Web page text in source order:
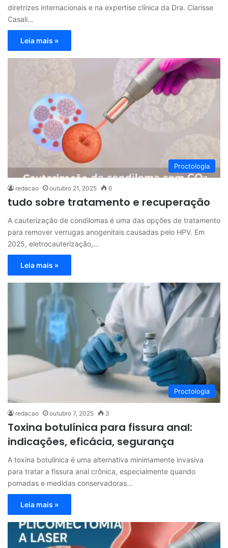
diretrizes internacionais e na expertise clínica da Dra. Clarisse
Casali…
Leia mais »
Proctologia
redacao outubro 21, 2025 6
tudo sobre tratamento e recuperação
A cauterização de condilomas é uma das opções de tratamento
para remover verrugas anogenitais causadas pelo HPV. Em
2025, eletrocauterização,…
Leia mais »
Proctologia
redacao outubro 7, 2025 3
Toxina botulínica para fissura anal:
indicações, eficácia, segurança
A toxina botulínica é uma alternativa minimamente invasiva
para tratar a fissura anal crônica, especialmente quando
pomadas e medidas conservadoras…
Leia mais »